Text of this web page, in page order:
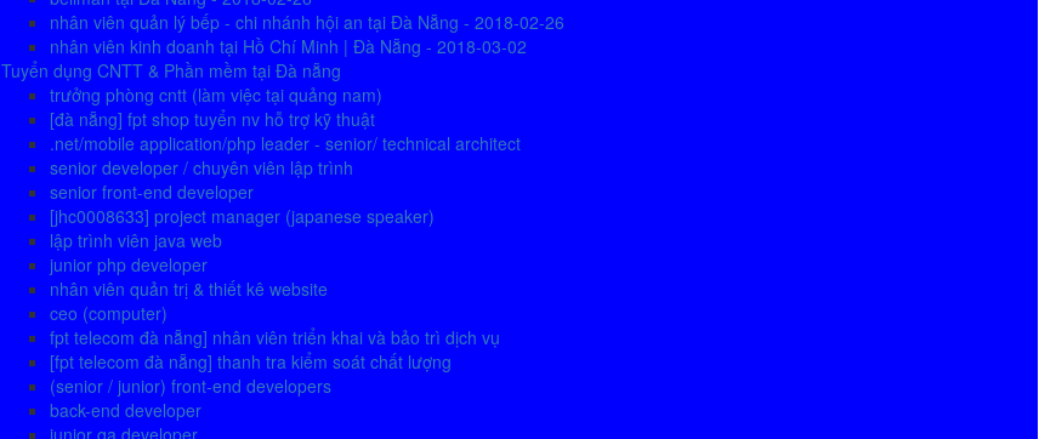
nhân viên quản lý bếp - chi nhánh hội an tại Đà Nẵng - 2018-02-26
nhân viên kinh doanh tại Hồ Chí Minh | Đà Nẵng - 2018-03-02
Tuyển dụng CNTT & Phần mềm tại Đà nẵng
trưởng phòng cntt (làm việc tại quảng nam)
[đà nẵng] fpt shop tuyển nv hỗ trợ kỹ thuật
.net/mobile application/php leader - senior/ technical architect
senior developer / chuyên viên lập trình
senior front-end developer
[jhc0008633] project manager (japanese speaker)
lập trình viên java web
junior php developer
nhân viên quản trị & thiết kê website
ceo (computer)
fpt telecom đà nẵng] nhân viên triển khai và bảo trì dịch vụ
[fpt telecom đà nẵng] thanh tra kiểm soát chất lượng
(senior / junior) front-end developers
back-end developer
junior qa developer